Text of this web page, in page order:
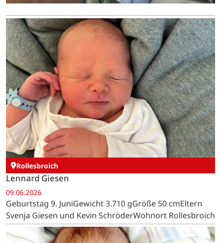
Rollesbroich
Lennard Giesen
09.06.2026
Geburtstag 9. JuniGewicht 3.710 gGröße 50 cmEltern
Svenja Giesen und Kevin SchröderWohnort Rollesbroich